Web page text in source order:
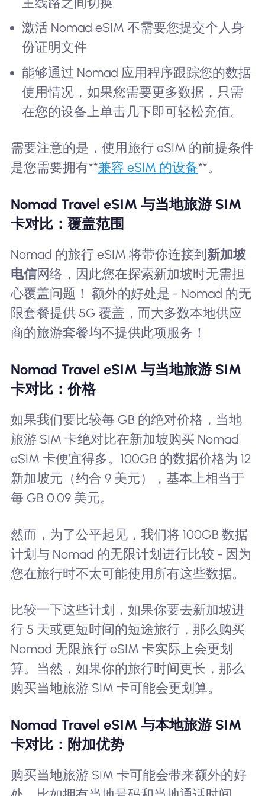
激活 Nomad eSIM 不需要您提交个人身
份证明文件
能够通过 Nomad 应用程序跟踪您的数据
使用情况，如果您需要更多数据，只需
在您的设备上单击几下即可轻松充值。
需要注意的是，使用旅行 eSIM 的前提条件
是您需要拥有**兼容 eSIM 的设备**。
Nomad Travel eSIM 与当地旅游 SIM
卡对比：覆盖范围
Nomad 的旅行 eSIM 将带你连接到 新加坡
电信网络，因此您在探索新加坡时无需担
心覆盖问题！ 额外的好处是 - Nomad 的无
限套餐提供 5G 覆盖，而大多数本地供应
商的旅游套餐均不提供此项服务！
Nomad Travel eSIM 与当地旅游 SIM
卡对比：价格
如果我们要比较每 GB 的绝对价格，当地
旅游 SIM 卡绝对比在新加坡购买 Nomad
eSIM 卡便宜得多。100GB 的数据价格为 12
新加坡元（约合 9 美元），基本上相当于
每 GB 0.09 美元。
然而，为了公平起见，我们将 100GB 数据
计划与 Nomad 的无限计划进行比较 - 因为
您在旅行时不太可能使用所有这些数据。
比较一下这些计划，如果你要去新加坡进
行 5 天或更短时间的短途旅行，那么购买
Nomad 无限旅行 eSIM 卡实际上会更划
算。当然，如果你的旅行时间更长，那么
购买当地旅游 SIM 卡可能会更划算。
Nomad Travel eSIM 与本地旅游 SIM
卡对比：附加优势
购买当地旅游 SIM 卡可能会带来额外的好